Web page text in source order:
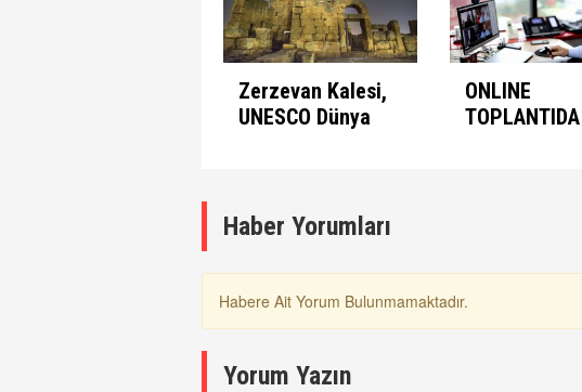
Zerzevan Kalesi,
UNESCO Dünya
ONLINE
TOPLANTIDA
Haber Yorumları
Habere Ait Yorum Bulunmamaktadır.
Yorum Yazın